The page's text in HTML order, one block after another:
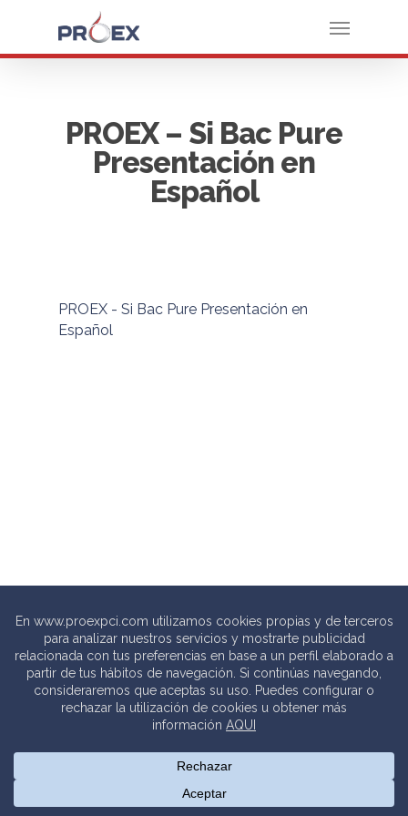
PROEX – Si Bac Pure
Presentación en
Español
PROEX - Si Bac Pure Presentación en
Español
© 2020 PROEXPCI. PROTECCIÓN CONTRA INCENDIOS SL
Thebits_Creative Studio |Política de privacidad.